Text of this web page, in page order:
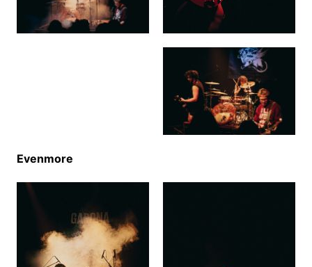
Evenmore